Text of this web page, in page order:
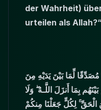
der Wahrheit)
urteilen als Allah?“
مُصَدِّقًا لِّمَا بَيْنَ يَدَيْهِ مِنَ
بِمَا أَنزَلَ اللَّـهُ ۖ وَلَا
الْحَقِّ ۚ لِكُلٍّ جَعَلْنَا مِنكُمْ